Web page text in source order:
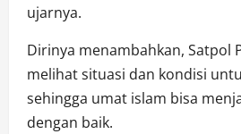
ujarnya.
Dirinya menambahkan, Satpol
melihat situasi dan kondisi
sehingga umat islam bisa
dengan baik.